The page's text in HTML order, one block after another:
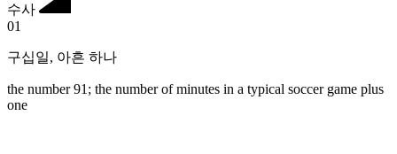
수사
01
구십일, 아흔 하나
the number 91; the number of minutes in a typical soccer game plus
one